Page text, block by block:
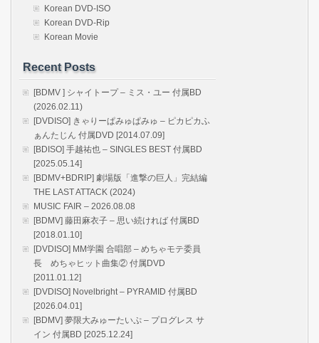
Korean DVD-ISO
Korean DVD-Rip
Korean Movie
Recent Posts
[BDMV ] シャイトープ – ミス・ユー 付属BD
(2026.02.11)
[DVDISO] きゃりーぱみゅぱみゅ – ピカピカふ
ぁんたじん 付属DVD [2014.07.09]
[BDISO] 手越祐也 – SINGLES BEST 付属BD
[2025.05.14]
[BDMV+BDRIP] 劇場版「進撃の巨人」完結編
THE LAST ATTACK (2024)
MUSIC FAIR – 2026.08.08
[BDMV] 藤田麻衣子 – 思い続ければ 付属BD
[2018.01.10]
[DVDISO] MM学園 合唱部 – めちゃモテ委員
長 めちゃヒット曲集② 付属DVD
[2011.01.12]
[DVDISO] Novelbright – PYRAMID 付属BD
[2026.04.01]
[BDMV] 夢限大みゅーたいぷ – プログレス サ
イン 付属BD [2025.12.24]